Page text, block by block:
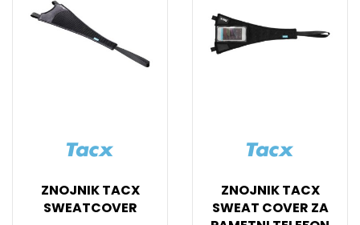
ZNOJNIK TACX
SWEATCOVER
ZNOJNIK TACX
SWEAT COVER ZA